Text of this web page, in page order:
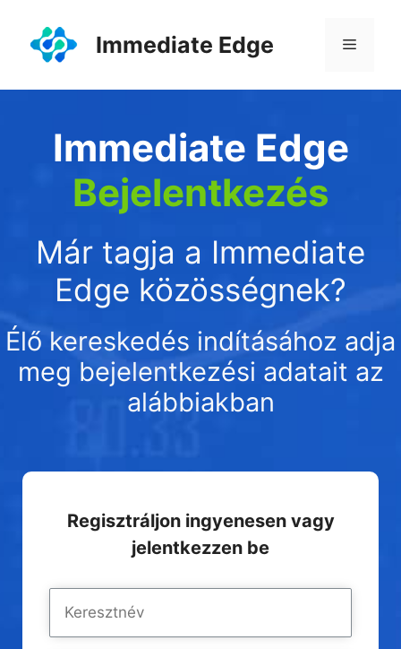
tartalomba
Immediate Edge Menü
Immediate Edge
Bejelentkezés
Már tagja a Immediate
Edge közösségnek?
Élő kereskedés indításához adja
meg bejelentkezési adatait az
alábbiakban
Regisztráljon ingyenesen vagy
jelentkezzen be